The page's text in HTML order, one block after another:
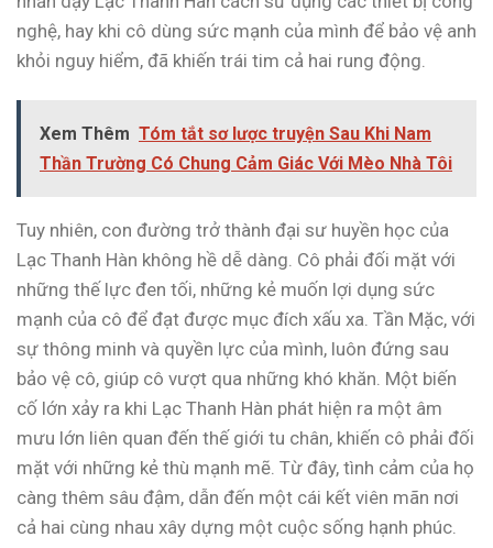
nghệ, hay khi cô dùng sức mạnh của mình để bảo vệ anh
khỏi nguy hiểm, đã khiến trái tim cả hai rung động.
Xem Thêm Tóm tắt sơ lược truyện Sau Khi Nam
Thần Trường Có Chung Cảm Giác Với Mèo Nhà Tôi
Tuy nhiên, con đường trở thành đại sư huyền học của
Lạc Thanh Hàn không hề dễ dàng. Cô phải đối mặt với
những thế lực đen tối, những kẻ muốn lợi dụng sức
mạnh của cô để đạt được mục đích xấu xa. Tần Mặc, với
sự thông minh và quyền lực của mình, luôn đứng sau
bảo vệ cô, giúp cô vượt qua những khó khăn. Một biến
cố lớn xảy ra khi Lạc Thanh Hàn phát hiện ra một âm
mưu lớn liên quan đến thế giới tu chân, khiến cô phải đối
mặt với những kẻ thù mạnh mẽ. Từ đây, tình cảm của họ
càng thêm sâu đậm, dẫn đến một cái kết viên mãn nơi
cả hai cùng nhau xây dựng một cuộc sống hạnh phúc.